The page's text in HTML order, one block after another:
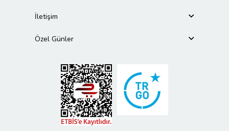
İletişim
Özel Günler